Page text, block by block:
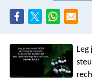
Leg